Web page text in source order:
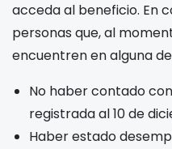
acceda al beneficio. En
personas que, al
encuentren en alguna
No haber contado
registrada al 10 de
Haber estado